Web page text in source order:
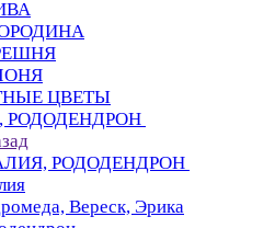
ЦВЕТЫ
РОДОДЕНДРОН
РОДОДЕНДРОН
Вереск, Эрика